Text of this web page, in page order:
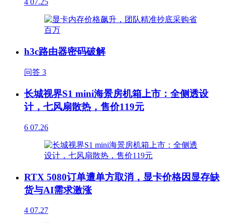
4 07.25
h3c路由器密码破解
问答 3
长城视界S1 mini海景房机箱上市：全侧透设
计，七风扇散热，售价119元
6 07.26
RTX 5080订单遭单方取消，显卡价格因显存缺
货与AI需求激涨
4 07.27